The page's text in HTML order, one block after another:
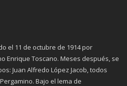
el 11 de octubre de 1914 por
Enrique Toscano. Meses después, se
Juan Alfredo López Jacob, todos
Bajo el lema de